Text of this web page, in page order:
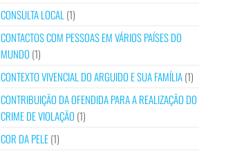
CONSULTA LOCAL (1)
CONTACTOS COM PESSOAS EM VÁRIOS PAÍSES DO
MUNDO (1)
CONTEXTO VIVENCIAL DO ARGUIDO E SUA FAMÍLIA(1)
CONTRIBUIÇÃO DA OFENDIDA PARA A REALIZAÇÃO DO
CRIME DE VIOLAÇÃO (1)
COR DA PELE(1)